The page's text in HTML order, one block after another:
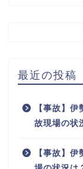
最近の投稿
【事故】
故現場の状
【事故】